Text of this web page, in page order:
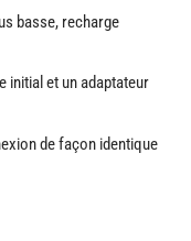
basse, recharge
initial et un adaptateur
de façon identique